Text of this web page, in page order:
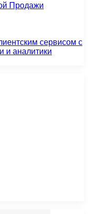
Продажи
сервисом с
и аналитики